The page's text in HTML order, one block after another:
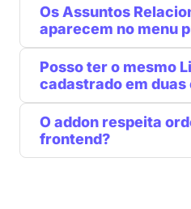
Os Assuntos
aparecem no menu
Posso ter o mesmo
cadastrado em
O addon respeita
frontend?